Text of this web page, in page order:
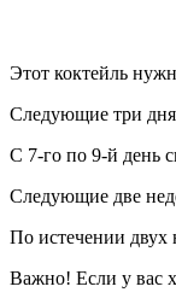
Этот коктейль
Следующие три дня
С 7-го по 9-й день
Следующие две
По истечении двух
Важно! Если у вас